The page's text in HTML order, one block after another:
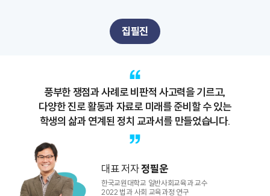
집필진
풍부한 쟁점과 사례로 비판적 사고력을 기르고,
다양한 진로 활동과 자료로 미래를 준비할 수 있는
학생의 삶과 연계된 정치 교과서를 만들었습니다.
대표 저자정필운
한국교원대학교 일반사회교육과 교수
2022 법과 사회 교육과정 연구